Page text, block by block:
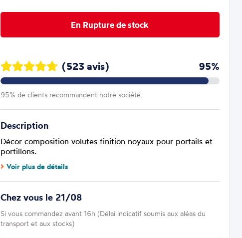
En Rupture de stock
(523 avis) 95%
95% de clients recommandent notre société.
Description
Décor composition volutes finition noyaux pour portails et
portillons.
Voir plus de détails
Chez vous le 21/08
Si vous commandez avant 16h (Délai indicatif soumis aux aléas du
transport et aux stocks)